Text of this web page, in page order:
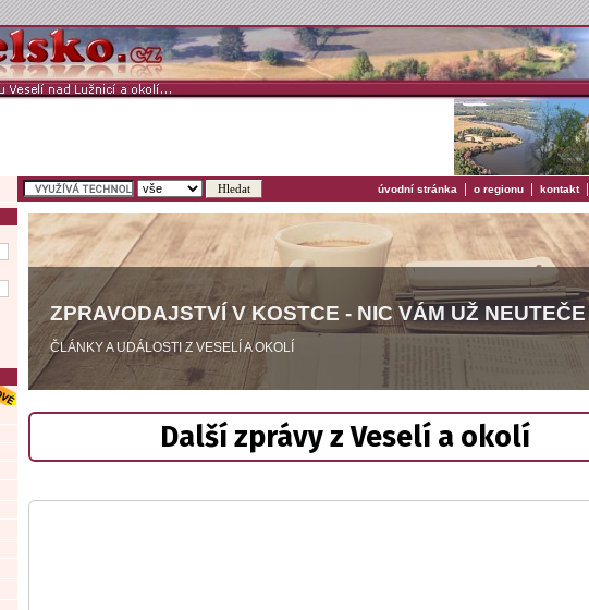
úvodní stránka | o regionu | kontakt|
ZPRAVODAJSTVÍ V KOSTCE - NIC VÁM UŽ NEUTEČE
ČLÁNKY A UDÁLOSTI Z VESELÍ A OKOLÍ
Další zprávy z Veselí a okolí